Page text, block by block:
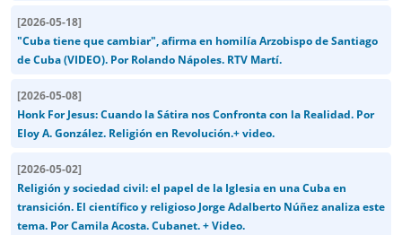
[2026-05-18]
"Cuba tiene que cambiar", afirma en homilía Arzobispo de Santiago
de Cuba (VIDEO). Por Rolando Nápoles. RTV Martí.
[2026-05-08]
Honk For Jesus: Cuando la Sátira nos Confronta con la Realidad. Por
Eloy A. González. Religión en Revolución.+ video.
[2026-05-02]
Religión y sociedad civil: el papel de la Iglesia en una Cuba en
transición. El científico y religioso Jorge Adalberto Núñez analiza este
tema. Por Camila Acosta. Cubanet. + Video.